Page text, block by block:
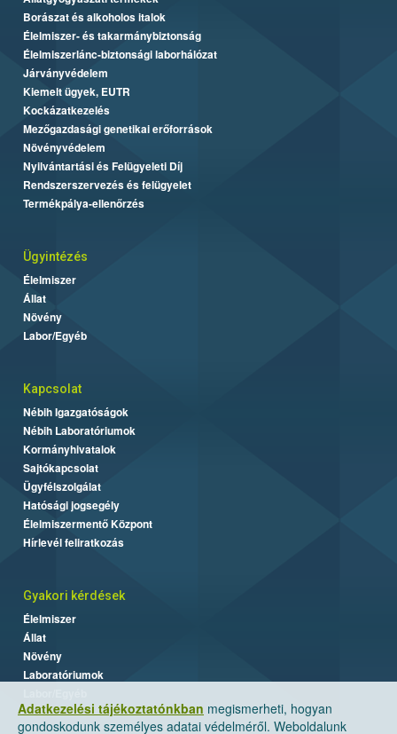
Adatkezelési tájékoztatónkban megismerheti, hogyan
gondoskodunk személyes adatai védelméről. Weboldalunk
Borászat és alkoholos italok
Élelmiszer- és takarmánybiztonság
Élelmiszerlánc-biztonsági laborhálózat
Járványvédelem
Kiemelt ügyek, EUTR
Kockázatkezelés
Mezőgazdasági genetikai erőforrások
Növényvédelem
Nyilvántartási és Felügyeleti Díj
Rendszerszervezés és felügyelet
Termékpálya-ellenőrzés
Ügyintézés
Élelmiszer
Állat
Növény
Labor/Egyéb
Kapcsolat
Nébih Igazgatóságok
Nébih Laboratóriumok
Kormányhivatalok
Sajtókapcsolat
Ügyfélszolgálat
Hatósági jogsegély
Élelmiszermentő Központ
Hírlevél feliratkozás
Gyakori kérdések
Élelmiszer
Állat
Növény
Laboratóriumok